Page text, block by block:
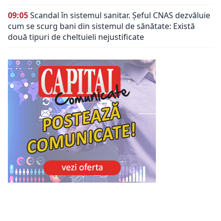
09:05Scandal în sistemul sanitar. Șeful CNAS dezvăluie
cum se scurg bani din sistemul de sănătate: Există
două tipuri de cheltuieli nejustificate